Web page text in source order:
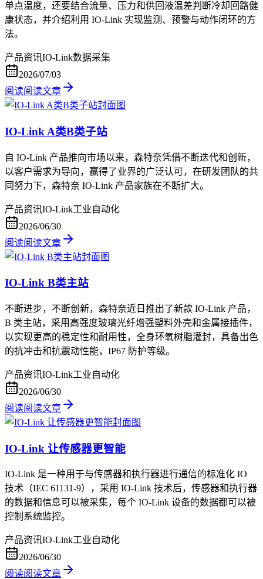
单点温度，还要结合流量、压力和供回液温差判断冷却回路健
康状态，并介绍利用 IO-Link 实现监测、预警与动作闭环的方
法。
产品资讯IO-Link数据采集
2026/07/03
阅读阅读文章
IO-Link A类B类子站
自 IO-Link 产品推向市场以来，森特奈凭借不断迭代和创新，
以客户需求为导向，赢得了业界的广泛认可，在研发团队的共
同努力下，森特奈 IO-Link 产品家族在不断扩大。
产品资讯IO-Link工业自动化
2026/06/30
阅读阅读文章
IO-Link B类主站
不断进步，不断创新，森特奈近日推出了新款 IO-Link 产品，
B 类主站，采用高强度玻璃光纤增强塑料外壳和金属接插件，
以实现更高的稳定性和耐用性，全身环氧树脂灌封，具备出色
的抗冲击和抗震动性能，IP67 防护等级。
产品资讯IO-Link工业自动化
2026/06/30
阅读阅读文章
IO-Link 让传感器更智能
IO-Link 是一种用于与传感器和执行器进行通信的标准化 IO
技术（IEC 61131-9），采用 IO-Link 技术后，传感器和执行器
的数据和信息可以被采集，每个 IO-Link 设备的数据都可以被
控制系统监控。
产品资讯IO-Link工业自动化
2026/06/30
阅读阅读文章